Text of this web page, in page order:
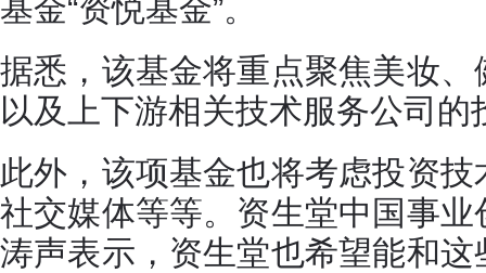
基金“资悦基金”。
据悉，该基金将重点聚焦美妆
以及上下游相关技术服务公司的
此外，该项基金也将考虑投资
社交媒体等等。资生堂中国事
涛声表示，资生堂也希望能和